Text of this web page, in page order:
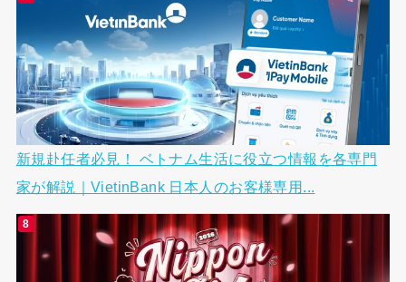
新規赴任者必見！ ベトナム生活に役立つ情報を各専門
家が解説｜VietinBank 日本人のお客様専用...